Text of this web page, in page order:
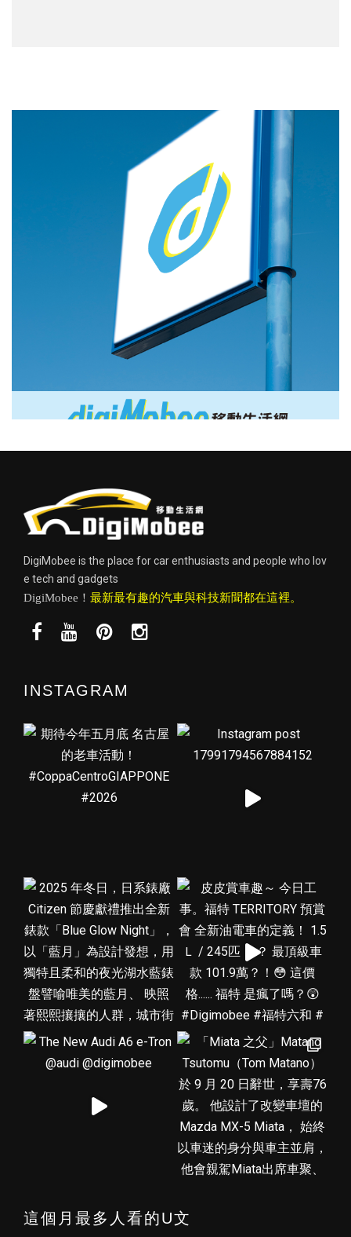
DigiMobee is the place for car enthusiasts and people who lov
e tech and gadgets
DigiMobee！ 最新最有趣的汽車與科技新聞都在這裡。
INSTAGRAM
這個月最多人看的U文